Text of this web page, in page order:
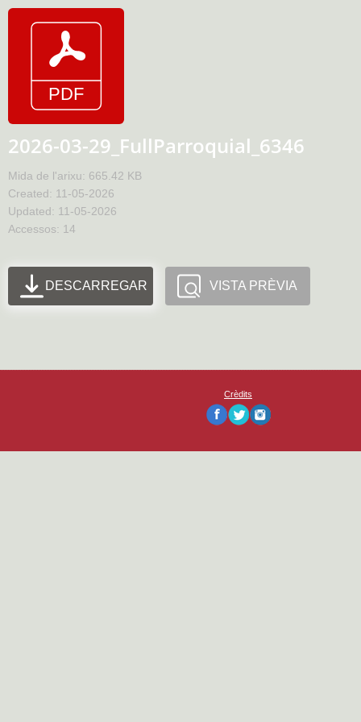
2026-03-29_FullParroquial_6346
Mida de l'arixu: 665.42 KB
Created: 11-05-2026
Updated: 11-05-2026
Accessos: 14
DESCARREGAR VISTA PRÈVIA
Crèdits